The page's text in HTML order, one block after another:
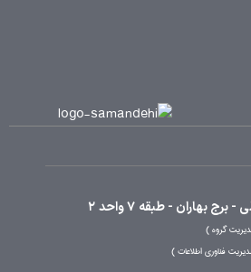
بهاران - طبقه 7 واحد 2
گروه
فناوری اطلاعات